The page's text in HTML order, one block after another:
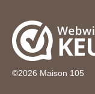
©2026 Maison 105